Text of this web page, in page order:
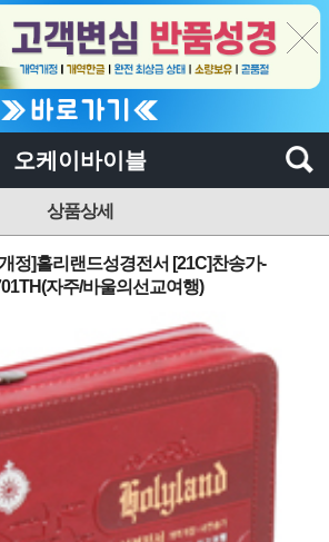
오케이바이블
상품상세
정]홀리랜드성경전서 [21C]찬송가-
자주/바울의선교여행)